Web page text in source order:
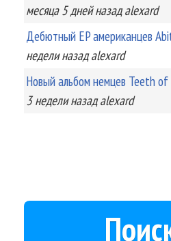
месяца 5 днейназад alexard
Дебютный EP американцев
неделиназад alexard
Новый альбом немцев Teeth of
3 неделиназад alexard